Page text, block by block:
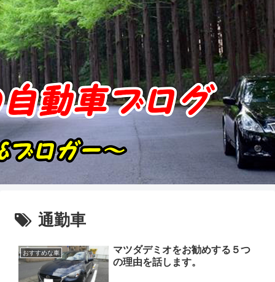
通勤車
おすすめな車
マツダデミオをお勧めする５つ
の理由を話します。